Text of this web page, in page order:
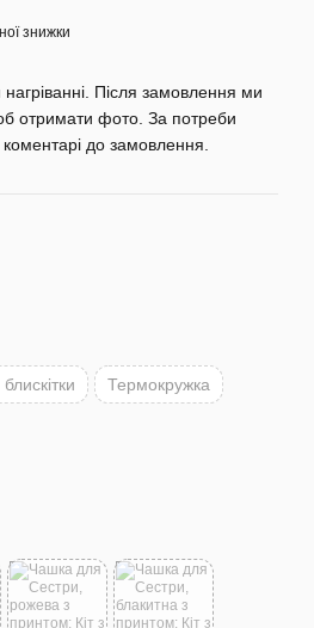
знижки
Після замовлення ми
отримати фото. За потреби
до замовлення.
Термокружка